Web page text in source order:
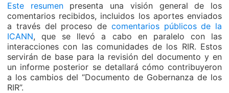
Este resumenpresenta una visión general de los
comentarios recibidos, incluidos los aportes enviados
a través del proceso de comentarios públicos de la
ICANN, que se llevó a cabo en paralelo con las
interacciones con las comunidades de los RIR. Estos
servirán de base para la revisión del documento y en
un informe posterior se detallará cómo contribuyeron
a los cambios del “Documento de Gobernanza de los
RIR”.